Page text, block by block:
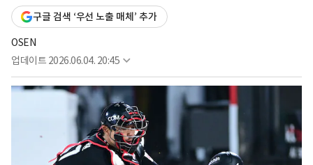
구글 검색 ‘우선 노출 매체’ 추가
OSEN
업데이트 2026.06.04. 20:45